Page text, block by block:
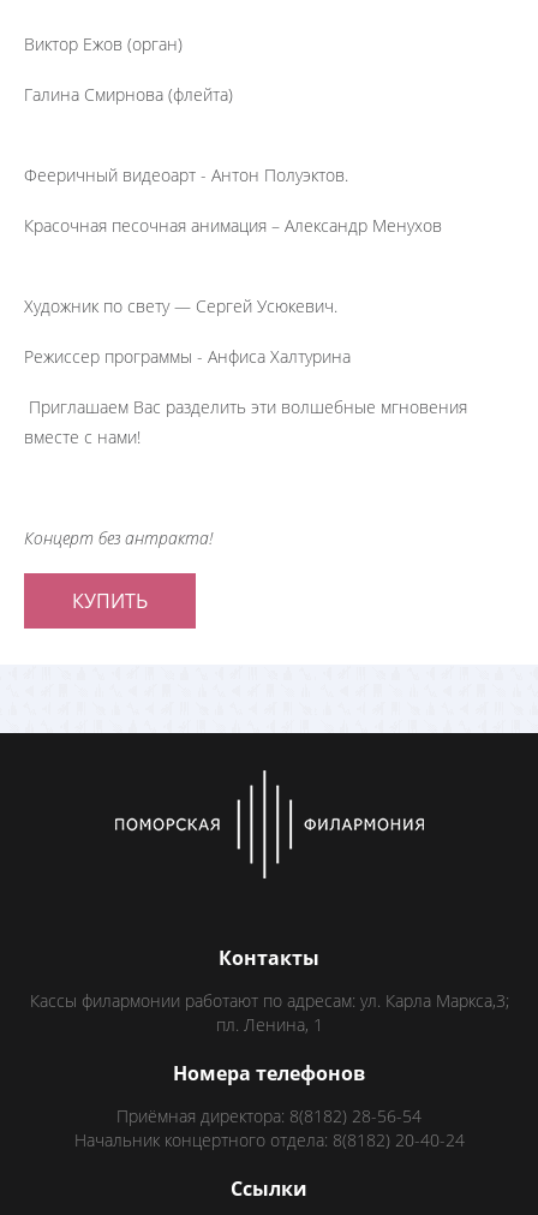
Виктор Ежов (орган)
Галина Смирнова (флейта)
Фееричный видеоарт - Антон Полуэктов.
Красочная песочная анимация – Александр Менухов
Художник по свету — Сергей Усюкевич.
Режиссер программы - Анфиса Халтурина
Приглашаем Вас разделить эти волшебные мгновения
вместе с нами!
Концерт без антракта!
КУПИТЬ
Контакты
Кассы филармонии работают по адресам: ул. Карла Маркса,3;
пл. Ленина, 1
Номера телефонов
Приёмная директора: 8(8182) 28-56-54
Начальник концертного отдела: 8(8182) 20-40-24
Ссылки